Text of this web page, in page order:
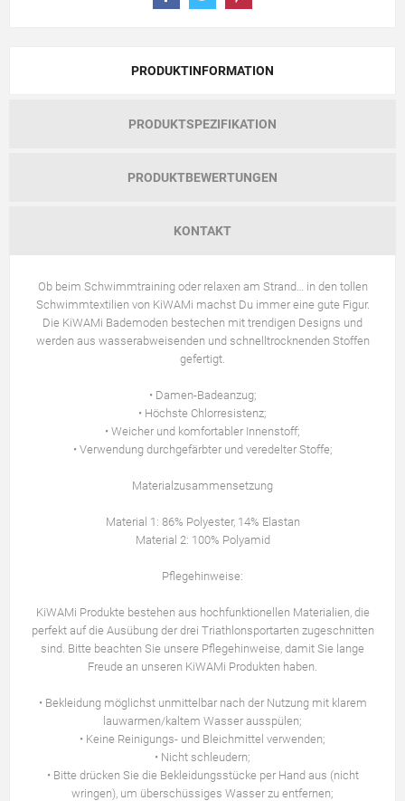
PRODUKTINFORMATION
PRODUKTSPEZIFIKATION
PRODUKTBEWERTUNGEN
KONTAKT
Ob beim Schwimmtraining oder relaxen am Strand… in den tollen
Schwimmtextilien von KiWAMi machst Du immer eine gute Figur.
Die KiWAMi Bademoden bestechen mit trendigen Designs und
werden aus wasserabweisenden und schnelltrocknenden Stoffen
gefertigt.
• Damen-Badeanzug;
• Höchste Chlorresistenz;
• Weicher und komfortabler Innenstoff;
• Verwendung durchgefärbter und veredelter Stoffe;
Materialzusammensetzung
Material 1: 86% Polyester, 14% Elastan
Material 2: 100% Polyamid
Pflegehinweise:
KiWAMi Produkte bestehen aus hochfunktionellen Materialien, die
perfekt auf die Ausübung der drei Triathlonsportarten zugeschnitten
sind. Bitte beachten Sie unsere Pflegehinweise, damit Sie lange
Freude an unseren KiWAMi Produkten haben.
• Bekleidung möglichst unmittelbar nach der Nutzung mit klarem
lauwarmen/kaltem Wasser ausspülen;
• Keine Reinigungs- und Bleichmittel verwenden;
• Nicht schleudern;
• Bitte drücken Sie die Bekleidungsstücke per Hand aus (nicht
wringen), um überschüssiges Wasser zu entfernen;